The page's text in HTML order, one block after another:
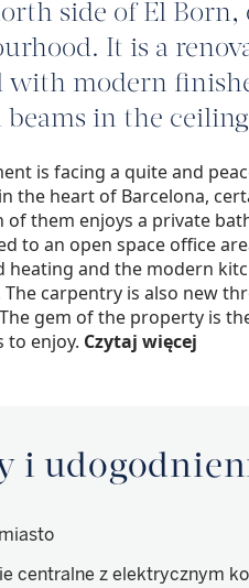
side of El Born,
It is a
with modern
beams in the
is facing a quite and
the heart of Barcelona,
of them enjoys a private
to an open space office
heating and the modern
The carpentry is also new
gem of the property is
to enjoy. Czytaj więcej
i
centralne z elektrycznym